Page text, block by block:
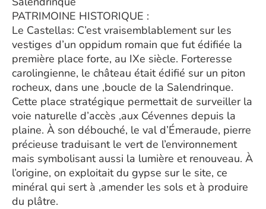
PATRIMOINE HISTORIQUE :
Le Castellas: C’est vraisemblablement sur les
vestiges d’un oppidum romain que fut édifiée la
première place forte, au IXe siècle. Forteresse
carolingienne, le château était édifié sur un piton
rocheux, dans une ,boucle de la Salendrinque.
Cette place stratégique permettait de surveiller la
voie naturelle d’accès ,aux Cévennes depuis la
plaine. À son débouché, le val d’Émeraude, pierre
précieuse traduisant le vert de l’environnement
mais symbolisant aussi la lumière et renouveau. À
l’origine, on exploitait du gypse sur le site, ce
minéral qui sert à ,amender les sols et à produire
du plâtre.